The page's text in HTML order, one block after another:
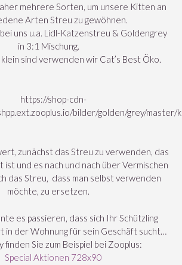
mehrere Sorten, um unsere Kitten an
Arten Streu zu gewöhnen.
uns u.a. Lidl-Katzenstreu & Goldengrey
in 3:1 Mischung.
klein sind verwenden wir Cat’s Best Öko.
zunächst das Streu zu verwenden, das
und es nach und nach über Vermischen
das Streu, dass man selbst verwenden
möchte, zu ersetzen.
es passieren, dass sich Ihr Schützling
in der Wohnung für sein Geschäft sucht…
finden Sie zum Beispiel bei Zooplus: